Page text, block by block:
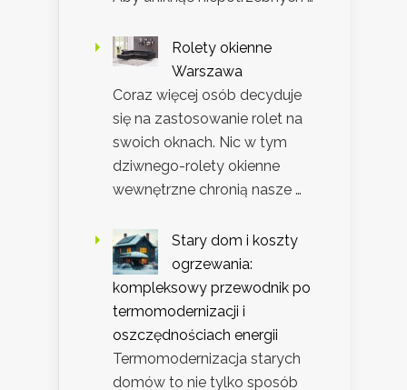
Rolety okienne
Warszawa
Coraz więcej osób decyduje
się na zastosowanie rolet na
swoich oknach. Nic w tym
dziwnego-rolety okienne
wewnętrzne chronią nasze …
Stary dom i koszty
ogrzewania:
kompleksowy przewodnik po
termomodernizacji i
oszczędnościach energii
Termomodernizacja starych
domów to nie tylko sposób